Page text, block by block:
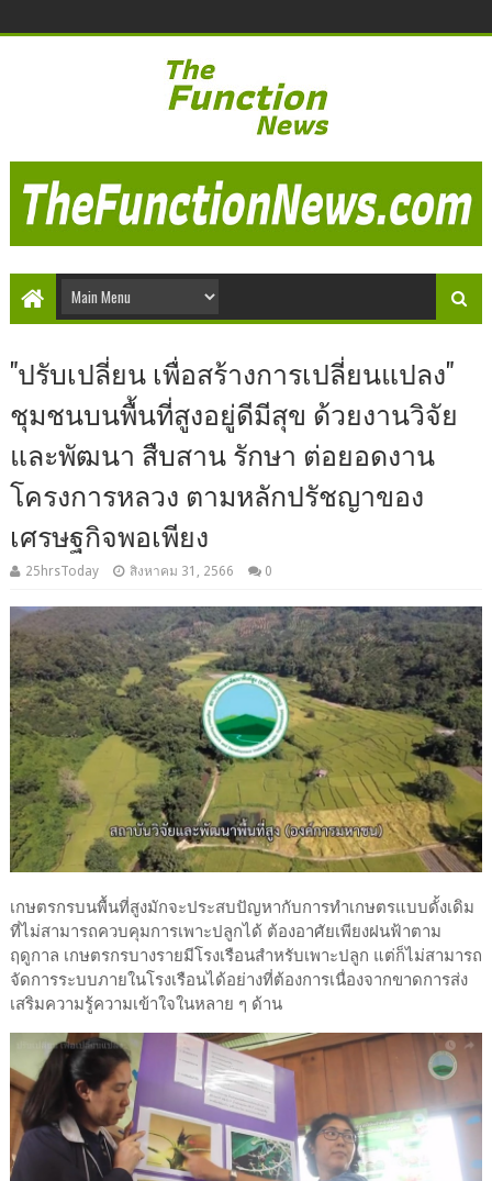
"ปรับเปลี่ยน เพื่อสร้างการเปลี่ยนแปลง"
ชุมชนบนพื้นที่สูงอยู่ดีมีสุข ด้วยงานวิจัย
และพัฒนา สืบสาน รักษา ต่อยอดงาน
โครงการหลวง ตามหลักปรัชญาของ
เศรษฐกิจพอเพียง
25hrsToday สิงหาคม 31, 2566 0
เกษตรกรบนพื้นที่สูงมักจะประสบปัญหากับการทำเกษตรแบบดั้งเดิม
ที่ไม่สามารถควบคุมการเพาะปลูกได้ ต้องอาศัยเพียงฝนฟ้าตาม
ฤดูกาล เกษตรกรบางรายมีโรงเรือนสำหรับเพาะปลูก แต่ก็ไม่สามารถ
จัดการระบบภายในโรงเรือนได้อย่างที่ต้องการเนื่องจากขาดการส่ง
เสริมความรู้ความเข้าใจในหลาย ๆ ด้าน